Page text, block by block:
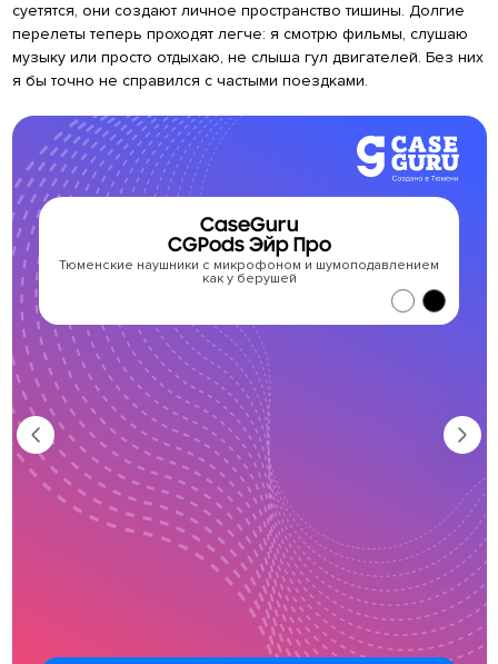
суетятся, они создают личное пространство тишины. Долгие
перелеты теперь проходят легче: я смотрю фильмы, слушаю
музыку или просто отдыхаю, не слыша гул двигателей. Без них
я бы точно не справился с частыми поездками.
CaseGuru
CGPods Эйр Про
Тюменские наушники с микрофоном и шумоподавлением
как у берушей